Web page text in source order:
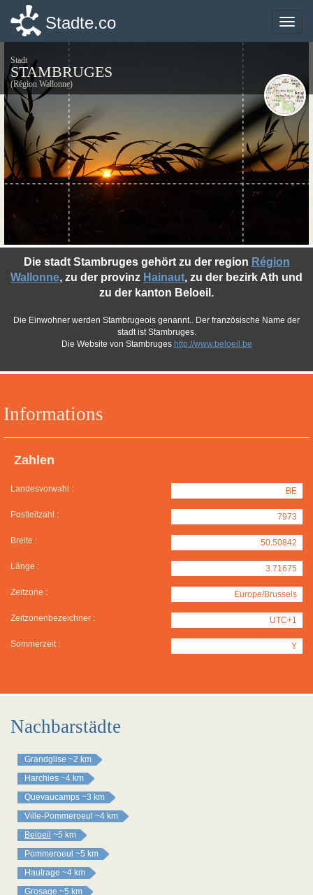
Toggle
Stadte.co
Stadt
STAMBRUGES
(Région Wallonne)
Informations
Zahlen
Landesvorwahl : BE
Postleitzahl : 7973
Breite : 50.50842
Länge : 3.71675
Zeitzone : Europe/Brussels
Zeitzonenbezeichner : UTC+1
Sommerzeit : Y
Die stadt Stambruges gehört zu der region Région
Wallonne, zu der provinz Hainaut, zu der bezirk Ath und
zu der kanton Beloeil.
Die Einwohner werden Stambrugeois genannt.. Der französische Name der
stadt ist Stambruges.
Die Website von Stambruges http://www.beloeil.be
Nachbarstädte
Grandglise ~2 km
Harchies ~4 km
Quevaucamps ~3 km
Ville-Pommeroeul ~4 km
Beloeil ~5 km
Pommeroeul ~5 km
Hautrage ~4 km
Grosage ~5 km
Toggle
Stadte.co